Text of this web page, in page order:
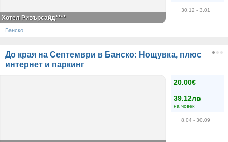
30.12 - 3.01
Хотел Ривърсайд****
Банско
До края на Септември в Банско: Нощувка, плюс
интернет и паркинг
20.00€
39.12лв
на човек
8.04 - 30.09